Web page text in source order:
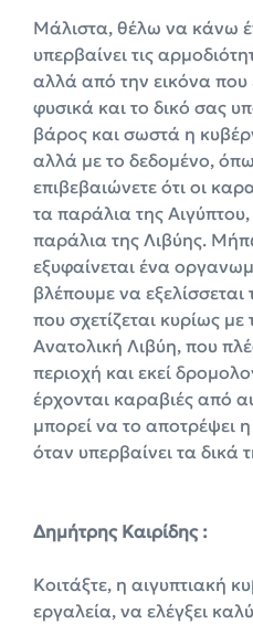
Μάλιστα, θέλω να κάνω
υπερβαίνει τις
αλλά από την εικόνα που
φυσικά και το δικό σας
βάρος και σωστά η
αλλά με το δεδομένο,
επιβεβαιώνετε ότι οι
τα παράλια της
παράλια της Λιβύης.
εξυφαίνεται ένα
βλέπουμε να εξελίσσεται
που σχετίζεται κυρίως
Ανατολική Λιβύη, που
περιοχή και εκεί
έρχονται καραβιές από
μπορεί να το αποτρέψει
όταν υπερβαίνει τα δικά
Δημήτρης Καιρίδης :
Κοιτάξτε, η αιγυπτιακή
εργαλεία, να ελέγξει